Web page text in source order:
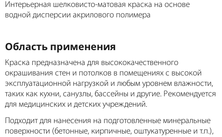
Интерьерная шелковисто-матовая краска на основе
водной дисперсии акрилового полимера
Область применения
Краска предназначена для высококачественного
окрашивания стен и потолков в помещениях с высокой
эксплуатационной нагрузкой и любым уровнем влажности,
таких как кухни, санузлы, бассейны и другие. Рекомендуется
для медицинских и детских учреждений.
Подходит для нанесения на подготовленные минеральные
поверхности (бетонные, кирпичные, оштукатуренные и т.п.),